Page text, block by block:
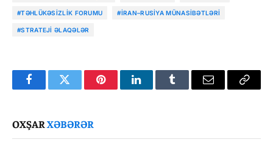
#TƏHLÜKƏSIZLIK FORUMU #İRAN–RUSIYA MÜNASIBƏTLƏRI
#STRATEJI ƏLAQƏLƏR
FacebookTwitter PinterestLinkedInTumblr Email
Copy
OXŞARXƏBƏRƏR